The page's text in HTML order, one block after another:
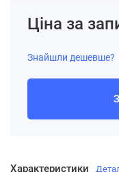
Характеристики
Ціна за
Знайшли дешевше?